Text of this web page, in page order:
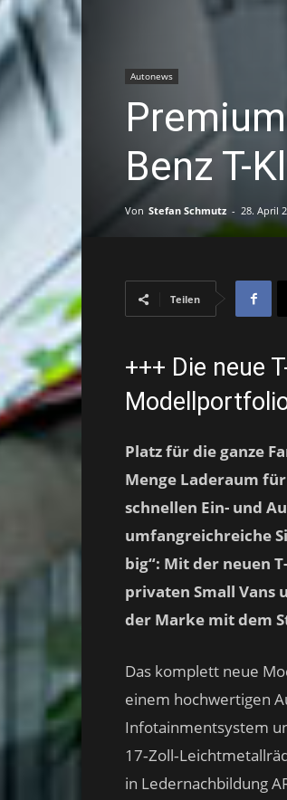
Autonews
Benz T-
Von Stefan Schmutz - 28. April
Teilen
+++ Die neue
Platz für die ganze
Menge Laderaum
schnellen Ein- und
umfangreichreiche
big“: Mit der neuen
privaten Small Vans
der Marke mit dem
Das komplett neue
einem hochwertigen
Infotainmentsystem
in Ledernachbildung